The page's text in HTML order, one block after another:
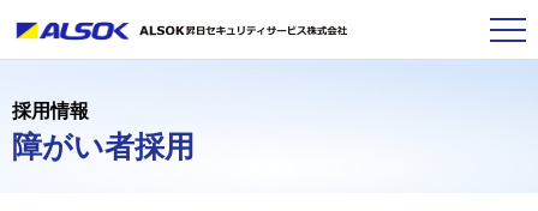
採用情報
障がい者採⽤